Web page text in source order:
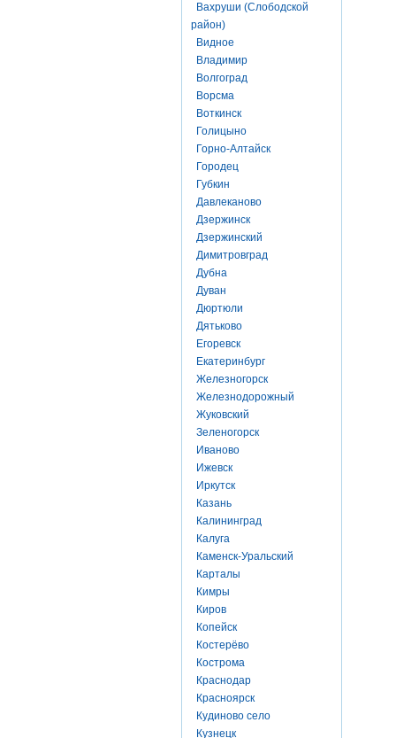
Вахруши (Слободской
район)
Видное
Владимир
Волгоград
Ворсма
Воткинск
Голицыно
Горно-Алтайск
Городец
Губкин
Давлеканово
Дзержинск
Дзержинский
Димитровград
Дубна
Дуван
Дюртюли
Дятьково
Егоревск
Екатеринбург
Железногорск
Железнодорожный
Жуковский
Зеленогорск
Иваново
Ижевск
Иркутск
Казань
Калининград
Калуга
Каменск-Уральский
Карталы
Кимры
Киров
Копейск
Костерёво
Кострома
Краснодар
Красноярск
Кудиново село
Кузнецк